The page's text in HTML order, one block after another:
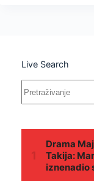
Live Search
Nema
rezultata.